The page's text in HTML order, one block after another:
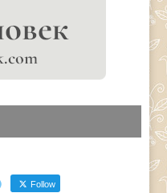
Follow